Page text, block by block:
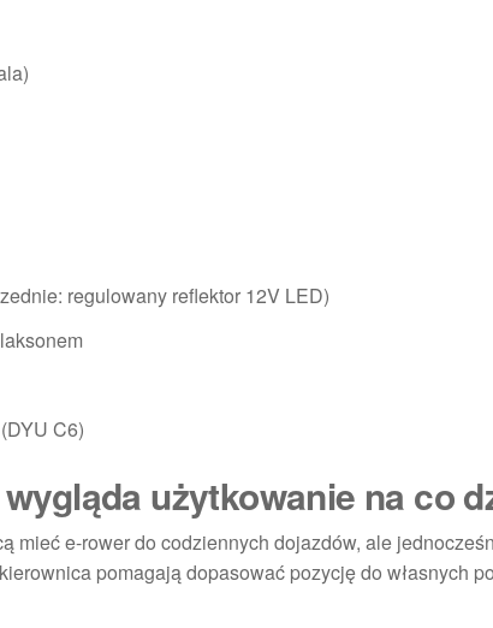
regulowany reflektor 12V LED)
C6)
użytkowanie na co
mieć e-rower do codziennych dojazdów, ale
pomagają dopasować pozycję do własnych